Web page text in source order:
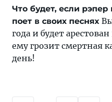
Что будет, если
поет в своих песнях
года и будет
ему грозит смертная
день!